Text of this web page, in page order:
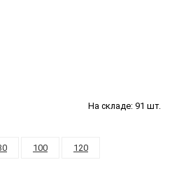
На складе: 91 шт.
100
120